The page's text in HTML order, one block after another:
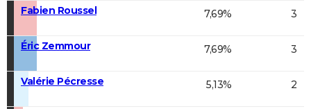
Fabien Roussel 7,69% 3
Éric Zemmour 7,69% 3
Valérie Pécresse 5,13% 2